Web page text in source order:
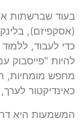
בעוד שברשתות
כדי לעבוד,
להיות "פייסבוק
כאינדיקטור
המשמעות היא